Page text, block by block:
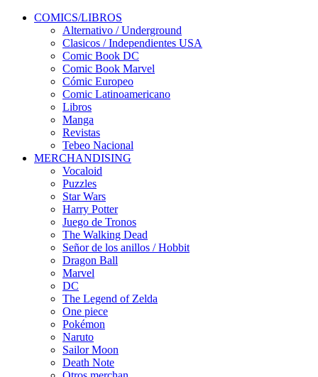
COMICS/LIBROS
Alternativo / Underground
Clasicos / Independientes USA
Comic Book DC
Comic Book Marvel
Cómic Europeo
Comic Latinoamericano
Libros
Manga
Revistas
Tebeo Nacional
MERCHANDISING
Vocaloid
Puzzles
Star Wars
Harry Potter
Juego de Tronos
The Walking Dead
Señor de los anillos / Hobbit
Dragon Ball
Marvel
DC
The Legend of Zelda
One piece
Pokémon
Naruto
Sailor Moon
Death Note